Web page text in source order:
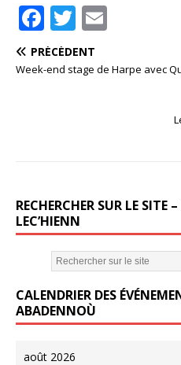
F
a
c
k
T
w
it ai
PRÉCÉDENT
Week-end stage de Harpe avec
RECHERCHER SUR LE SITE
LEC’HIENN
CALENDRIER DES
ABADENNOÙ
août 2026